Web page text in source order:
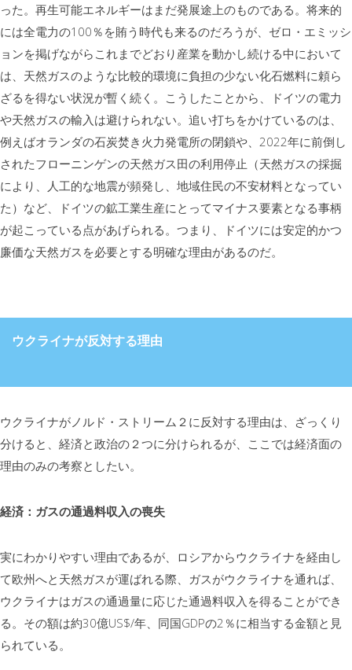
った。再生可能エネルギーはまだ発展途上のものである。将来的
には全電力の100％を賄う時代も来るのだろうが、ゼロ・エミッシ
ョンを掲げながらこれまでどおり産業を動かし続ける中において
は、天然ガスのような比較的環境に負担の少ない化石燃料に頼ら
ざるを得ない状況が暫く続く。こうしたことから、ドイツの電力
や天然ガスの輸入は避けられない。追い打ちをかけているのは、
例えばオランダの石炭焚き火力発電所の閉鎖や、2022年に前倒し
されたフローニンゲンの天然ガス田の利用停止（天然ガスの採掘
により、人工的な地震が頻発し、地域住民の不安材料となってい
た）など、ドイツの鉱工業生産にとってマイナス要素となる事柄
が起こっている点があげられる。つまり、ドイツには安定的かつ
廉価な天然ガスを必要とする明確な理由があるのだ。
ウクライナが反対する理由
ウクライナがノルド・ストリーム２に反対する理由は、ざっくり
分けると、経済と政治の２つに分けられるが、ここでは経済面の
理由のみの考察としたい。
経済：ガスの通過料収入の喪失
実にわかりやすい理由であるが、ロシアからウクライナを経由し
て欧州へと天然ガスが運ばれる際、ガスがウクライナを通れば、
ウクライナはガスの通過量に応じた通過料収入を得ることができ
る。その額は約30億US$/年、同国GDPの2％に相当する金額と見
られている。